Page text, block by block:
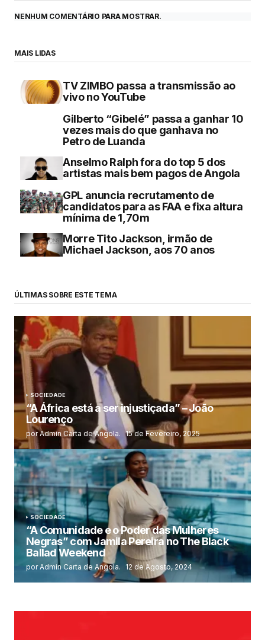
NENHUM COMENTÁRIO PARA MOSTRAR.
MAIS LIDAS
TV ZIMBO passa a transmissão ao
vivo no YouTube
Gilberto “Gibelé” passa a ganhar 10
vezes mais do que ganhava no
Petro de Luanda
Anselmo Ralph fora do top 5 dos
artistas mais bem pagos de Angola
GPL anuncia recrutamento de
candidatos para as FAA e fixa altura
mínima de 1,70m
Morre Tito Jackson, irmão de
Michael Jackson, aos 70 anos
ÚLTIMAS SOBRE ESTE TEMA
SOCIEDADE
“A África está a ser injustiçada” – João
Lourenço
por Admin Carta de Angola. 15 de Fevereiro, 2025
SOCIEDADE
“A Comunidade e o Poder das Mulheres
Negras” com Jamila Pereira no The Black
Ballad Weekend
por Admin Carta de Angola. 12 de Agosto, 2024